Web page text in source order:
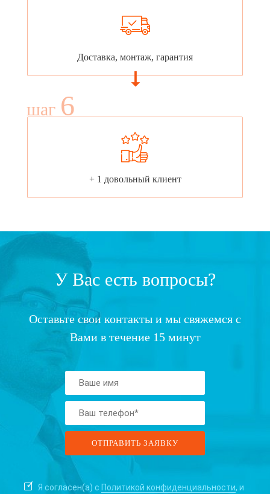
Доставка, монтаж, гарантия
шаг 6
+ 1 довольный клиент
У Вас есть вопросы?
Оставьте свои контакты и мы свяжемся с
Вами в течение 15 минут
Я согласен(а) с Политикой конфиденциальности, и